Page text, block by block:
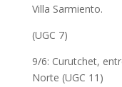
Villa Sarmiento.
(UGC 7)
9/6: Curutchet,
Norte (UGC 11)